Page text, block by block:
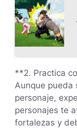
**2. Practica
Aunque pueda
personaje,
personajes te
fortalezas y